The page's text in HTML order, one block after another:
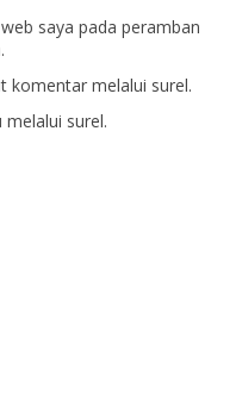
saya pada peramban
komentar melalui surel.
surel.